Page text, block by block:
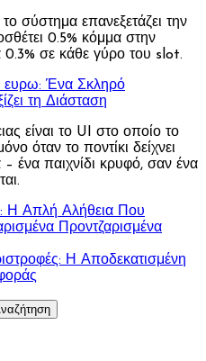
σύστημα επανεξετάζει την
0.5% κόμμα στην
σε κάθε γύρο του slot.
ευρω: Ένα Σκληρό
τη Διάσταση
είναι το UI στο οποίο το
όταν το ποντίκι δείχνει
ένα παιχνίδι κρυφό, σαν ένα
Η Απλή Αλήθεια Που
Προντζαρισμένα
Η Αποδεκατισμένη